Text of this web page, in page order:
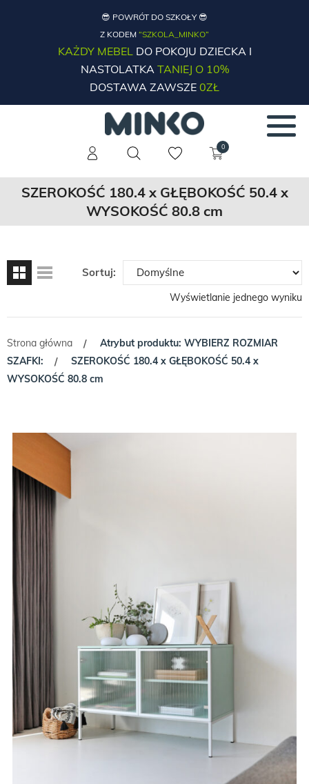
😎 POWRÓT DO SZKOŁY 😎
Z KODEM “SZKOLA_MINKO”
KAŻDY MEBELDO POKOJU DZIECKA I
NASTOLATKATANIEJ O 10%
DOSTAWA ZAWSZE 0ZŁ
0
SZEROKOŚĆ 180.4 x GŁĘBOKOŚĆ 50.4 x
WYSOKOŚĆ 80.8 cm
Sortuj:
Wyświetlanie jednego wyniku
Strona główna /
Atrybut produktu: WYBIERZ ROZMIAR
SZAFKI:
/
SZEROKOŚĆ 180.4 x GŁĘBOKOŚĆ 50.4 x
WYSOKOŚĆ 80.8 cm